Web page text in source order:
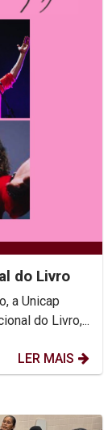
do Livro
a Unicap
do Livro,...
LER MAIS